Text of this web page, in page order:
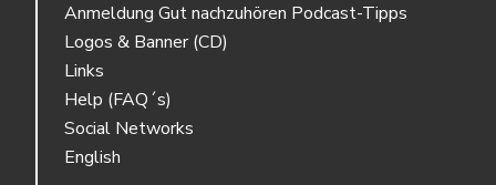
Anmeldung Gut nachzuhören Podcast-Tipps
Logos & Banner (CD)
Links
Help (FAQ´s)
Social Networks
English